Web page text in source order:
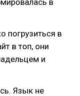
в
погрузиться в
в топ, они
и
Язык не